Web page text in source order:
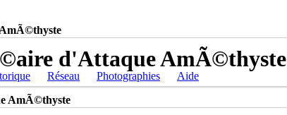
d'Attaque AmÃ©thyste
Réseau Photographies
Aide
AmÃ©thyste